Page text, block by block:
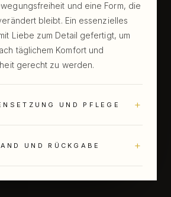
und eine Form, die
bleibt. Ein essenzielles
Liebe zum Detail gefertigt, um
täglichem Komfort und
gerecht zu werden.
UND PFLEGE +
UND RÜCKGABE +